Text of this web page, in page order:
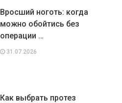
Вросший ноготь: когда
можно обойтись без
операции …
31.07.2026
Как выбрать протез